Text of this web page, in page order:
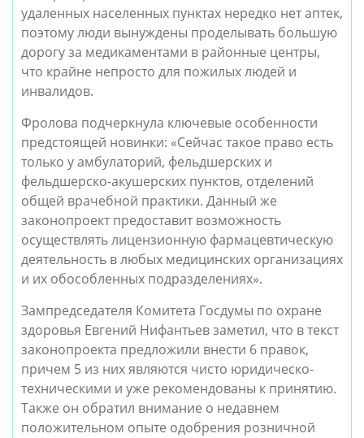
удаленных населенных пунктах нередко нет аптек,
поэтому люди вынуждены проделывать большую
дорогу за медикаментами в районные центры,
что крайне непросто для пожилых людей и
инвалидов.
Фролова подчеркнула ключевые особенности
предстоящей новинки: «Сейчас такое право есть
только у амбулаторий, фельдшерских и
фельдшерско-акушерских пунктов, отделений
общей врачебной практики. Данный же
законопроект предоставит возможность
осуществлять лицензионную фармацевтическую
деятельность в любых медицинских организациях
и их обособленных подразделениях».
Зампредседателя Комитета Госдумы по охране
здоровья Евгений Нифантьев заметил, что в текст
законопроекта предложили внести 6 правок,
причем 5 из них являются чисто юридическо-
техническими и уже рекомендованы к принятию.
Также он обратил внимание о недавнем
положительном опыте одобрения розничной